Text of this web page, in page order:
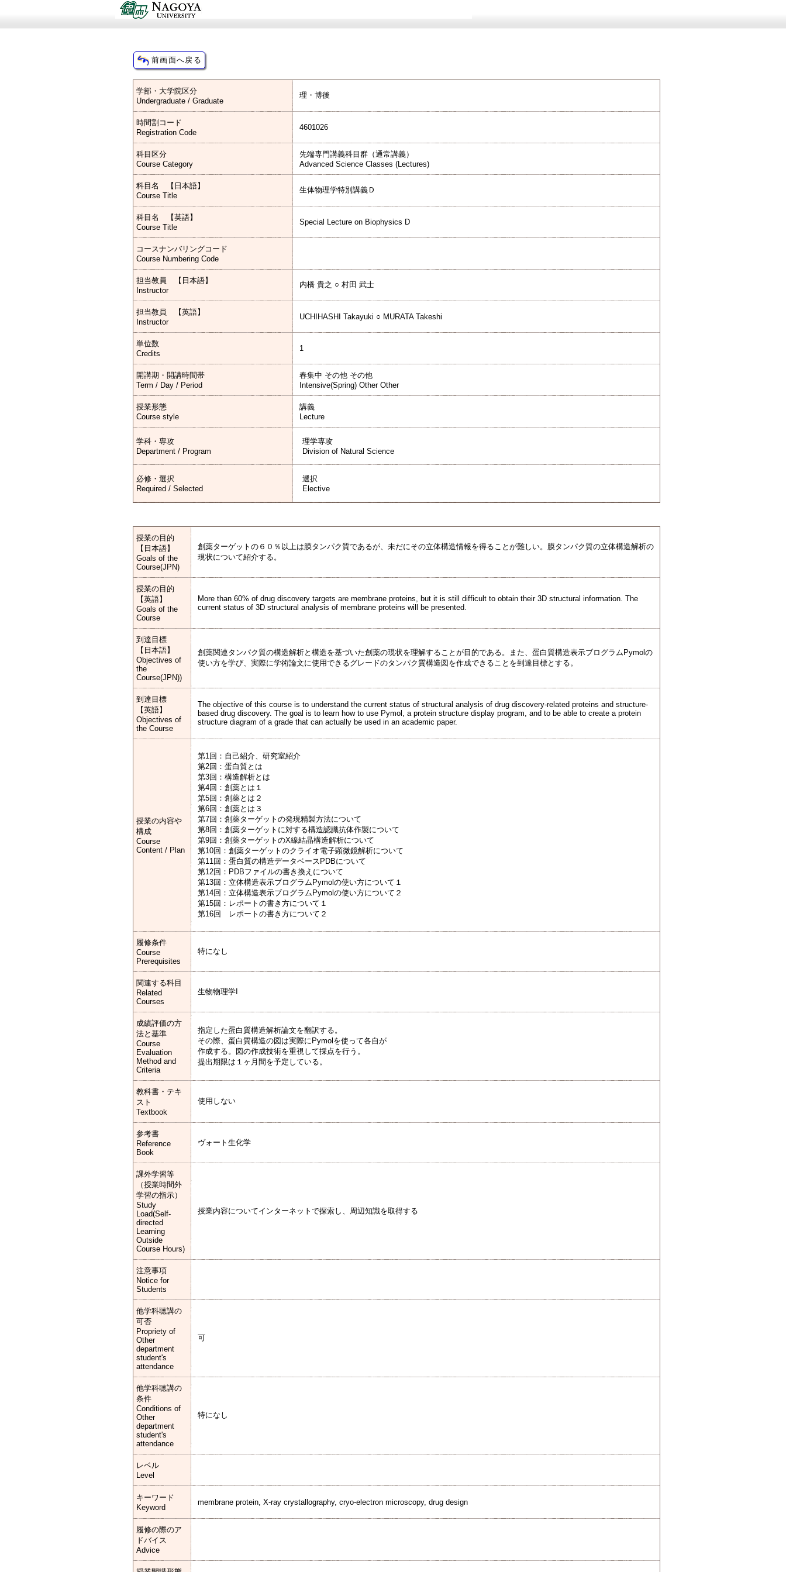
学部・大学院区分
Undergraduate / Graduate
理・博後
時間割コード
Registration Code
4601026
科目区分
Course Category
先端専門講義科目群（通常講義）
Advanced Science Classes (Lectures)
科目名 【日本語】
Course Title
生体物理学特別講義Ｄ
科目名 【英語】
Course Title
Special Lecture on Biophysics D
コースナンバリングコード
Course Numbering Code
担当教員 【日本語】
Instructor
内橋 貴之 ○ 村田 武士
担当教員 【英語】
Instructor
UCHIHASHI Takayuki ○ MURATA Takeshi
単位数
Credits
1
開講期・開講時間帯
Term / Day / Period
春集中 その他 その他
Intensive(Spring) Other Other
授業形態
Course style
講義
Lecture
学科・専攻
Department / Program
理学専攻
Division of Natural Science
必修・選択
Required / Selected
選択
Elective
授業の目的
【日本語】
Goals of the
Course(JPN)
創薬ターゲットの６０％以上は膜タンパク質であるが、未だにその立体構造情報を得ることが難しい。膜タンパク質の立体構造解析の
現状について紹介する。
授業の目的
【英語】
Goals of the
Course
More than 60% of drug discovery targets are membrane proteins, but it is still difficult to obtain their 3D structural information. The
current status of 3D structural analysis of membrane proteins will be presented.
到達目標
【日本語】
Objectives of
the
Course(JPN))
創薬関連タンパク質の構造解析と構造を基づいた創薬の現状を理解することが目的である。また、蛋白質構造表示ブログラムPymolの
使い方を学び、実際に学術論文に使用できるグレードのタンパク質構造図を作成できることを到達目標とする。
到達目標
【英語】
Objectives of
the Course
The objective of this course is to understand the current status of structural analysis of drug discovery-related proteins and structure-
based drug discovery. The goal is to learn how to use Pymol, a protein structure display program, and to be able to create a protein
structure diagram of a grade that can actually be used in an academic paper.
授業の内容や
構成
Course
Content / Plan
第1回：自己紹介、研究室紹介
第2回：蛋白質とは
第3回：構造解析とは
第4回：創薬とは１
第5回：創薬とは２
第6回：創薬とは３
第7回：創薬ターゲットの発現精製方法について
第8回：創薬ターゲットに対する構造認識抗体作製について
第9回：創薬ターゲットのX線結晶構造解析について
第10回：創薬ターゲットのクライオ電子顕微鏡解析について
第11回：蛋白質の構造データベースPDBについて
第12回：PDBファイルの書き換えについて
第13回：立体構造表示ブログラムPymolの使い方について１
第14回：立体構造表示ブログラムPymolの使い方について２
第15回：レポートの書き方について１
第16回 レポートの書き方について２
履修条件
Course
Prerequisites
特になし
関連する科目
Related
Courses
生物物理学I
成績評価の方
法と基準
Course
Evaluation
Method and
Criteria
指定した蛋白質構造解析論文を翻訳する。
その際、蛋白質構造の図は実際にPymolを使って各自が
作成する。図の作成技術を重視して採点を行う。
提出期限は１ヶ月間を予定している。
教科書・テキ
スト
Textbook
使用しない
参考書
Reference
Book
ヴォート生化学
課外学習等
（授業時間外
学習の指示）
Study
Load(Self-
directed
Learning
Outside
Course Hours)
授業内容についてインターネットで探索し、周辺知識を取得する
注意事項
Notice for
Students
他学科聴講の
可否
Propriety of
Other
department
student's
attendance
可
他学科聴講の
条件
Conditions of
Other
department
student's
attendance
特になし
レベル
Level
キーワード
Keyword
membrane protein, X-ray crystallography, cryo-electron microscopy, drug design
履修の際のア
ドバイス
Advice